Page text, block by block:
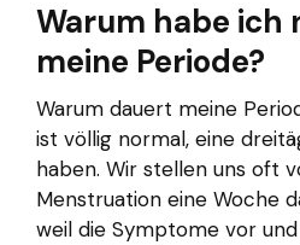
Warum habe ich
meine Periode?
Warum dauert meine
ist völlig normal, eine
haben. Wir stellen uns oft
Menstruation eine Woche
weil die Symptome vor